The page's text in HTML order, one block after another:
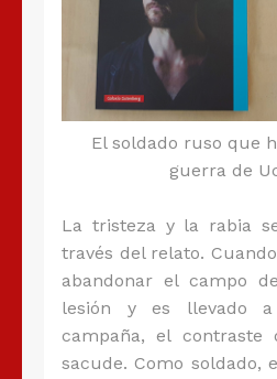
El soldado ruso que
guerra de
La tristeza y la rabia
través del relato.
abandonar el campo
lesión y es llevado
campaña, el contraste
sacude. Como soldado,